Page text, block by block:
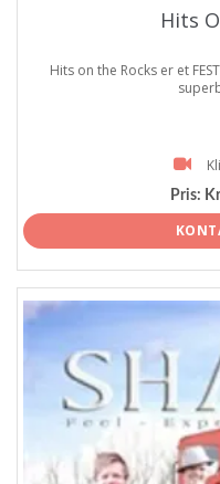
Hits
Hits on the Rocks er et
Pris: